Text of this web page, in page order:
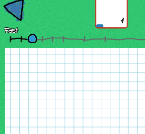
1
Fast